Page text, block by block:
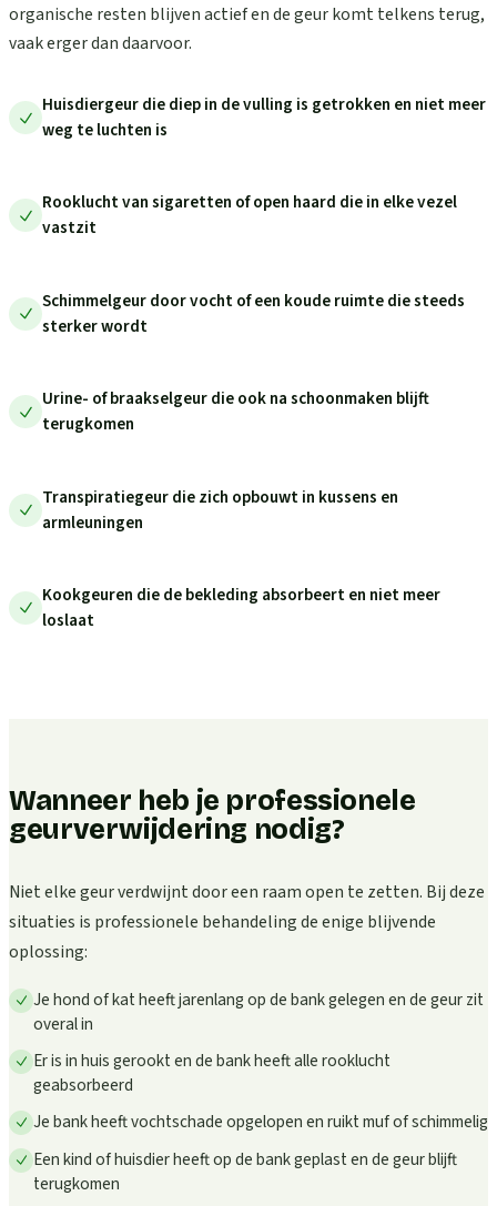
organische resten blijven actief en de geur komt telkens terug,
vaak erger dan daarvoor.
Huisdiergeur die diep in de vulling is getrokken en niet meer
weg te luchten is
Rooklucht van sigaretten of open haard die in elke vezel
vastzit
Schimmelgeur door vocht of een koude ruimte die steeds
sterker wordt
Urine- of braakselgeur die ook na schoonmaken blijft
terugkomen
Transpiratiegeur die zich opbouwt in kussens en
armleuningen
Kookgeuren die de bekleding absorbeert en niet meer
loslaat
Wanneer heb je professionele
geurverwijdering nodig?
Niet elke geur verdwijnt door een raam open te zetten. Bij deze
situaties is professionele behandeling de enige blijvende
oplossing:
Je hond of kat heeft jarenlang op de bank gelegen en de geur zit
overal in
Er is in huis gerookt en de bank heeft alle rooklucht
geabsorbeerd
Je bank heeft vochtschade opgelopen en ruikt muf of schimmelig
Een kind of huisdier heeft op de bank geplast en de geur blijft
terugkomen